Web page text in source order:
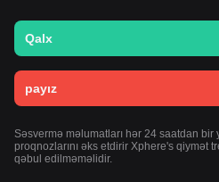
Qalx
payız
Səsvermə məlumatları hər 24 saatdan bir
proqnozlarını əks etdirir Xphere's qiymət
qəbul edilməməlidir.